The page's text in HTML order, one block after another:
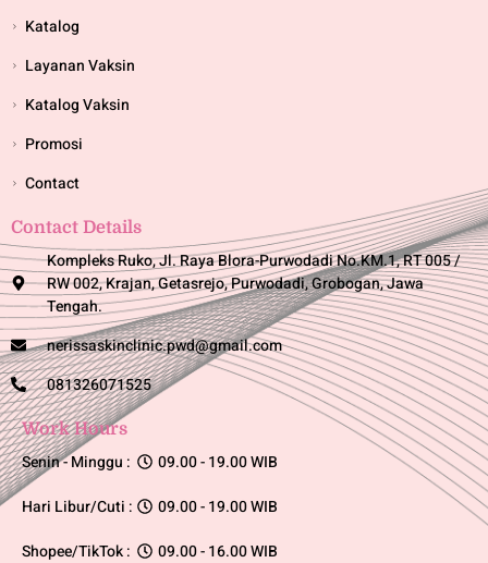
Katalog
Layanan Vaksin
Katalog Vaksin
Promosi
Contact
Contact Details
Kompleks Ruko, Jl. Raya Blora-Purwodadi No.KM.1, RT 005 /
RW 002, Krajan, Getasrejo, Purwodadi, Grobogan, Jawa
Tengah.
nerissaskinclinic.pwd@gmail.com
081326071525
Work Hours
Senin - Minggu :
Hari Libur/Cuti :
Shopee/TikTok :
09.00 - 19.00 WIB
09.00 - 19.00 WIB
09.00 - 16.00 WIB